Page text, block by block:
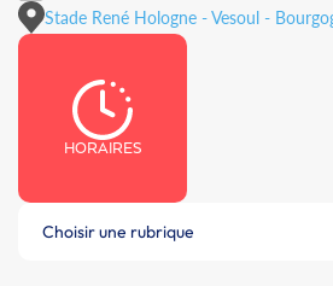
Stade René Hologne - Vesoul -
HORAIRES
Choisir une rubrique